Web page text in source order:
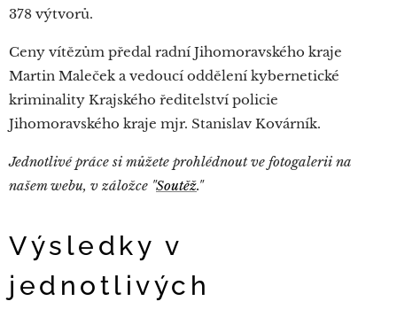
378 výtvorů.
Ceny vítězům předal radní Jihomoravského kraje
Martin Maleček a vedoucí oddělení kybernetické
kriminality Krajského ředitelství policie
Jihomoravského kraje mjr. Stanislav Kovárník.
Jednotlivé práce si můžete prohlédnout ve fotogalerii na
našem webu, v záložce "Soutěž."
Výsledky v
jednotlivých